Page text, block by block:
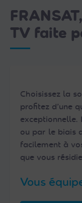
TV faite
Choisissez la
profitez d’une
exceptionnelle.
ou par le biais
facilement à
que vous
Vous